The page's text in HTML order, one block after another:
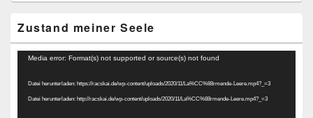
Zustand meiner Seele
Video-
Media error: Format(s) not supported or source(s) not found
Datei herunterladen: https://racskai.de/wp-content/uploads/2020/11/La%CC%88rmende-Leere.mp4?_=3
Datei herunterladen: http://racskai.de/wp-content/uploads/2020/11/La%CC%88rmende-Leere.mp4?_=3